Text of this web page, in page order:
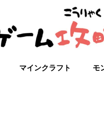
マインクラフト モ